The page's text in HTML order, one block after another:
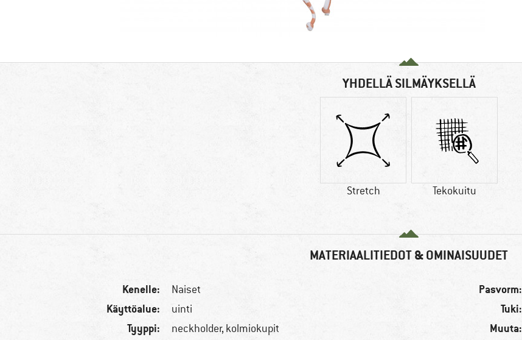
YHDELLÄ SILMÄYKSELLÄ
Stretch Tekokuitu
MATERIAALITIEDOT & OMINAISUUDET
Kenelle: Naiset
Käyttöalue: uinti
Tyyppi: neckholder, kolmiokupit
Pasvorm:
Tuki:
Muuta: